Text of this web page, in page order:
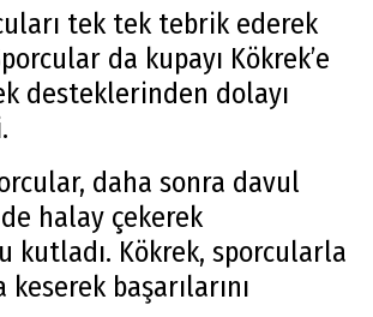
tek tek tebrik ederek
da kupayı Kökrek’e
desteklerinden dolayı
daha sonra davul
halay çekerek
kutladı. Kökrek, sporcularla
başarılarını